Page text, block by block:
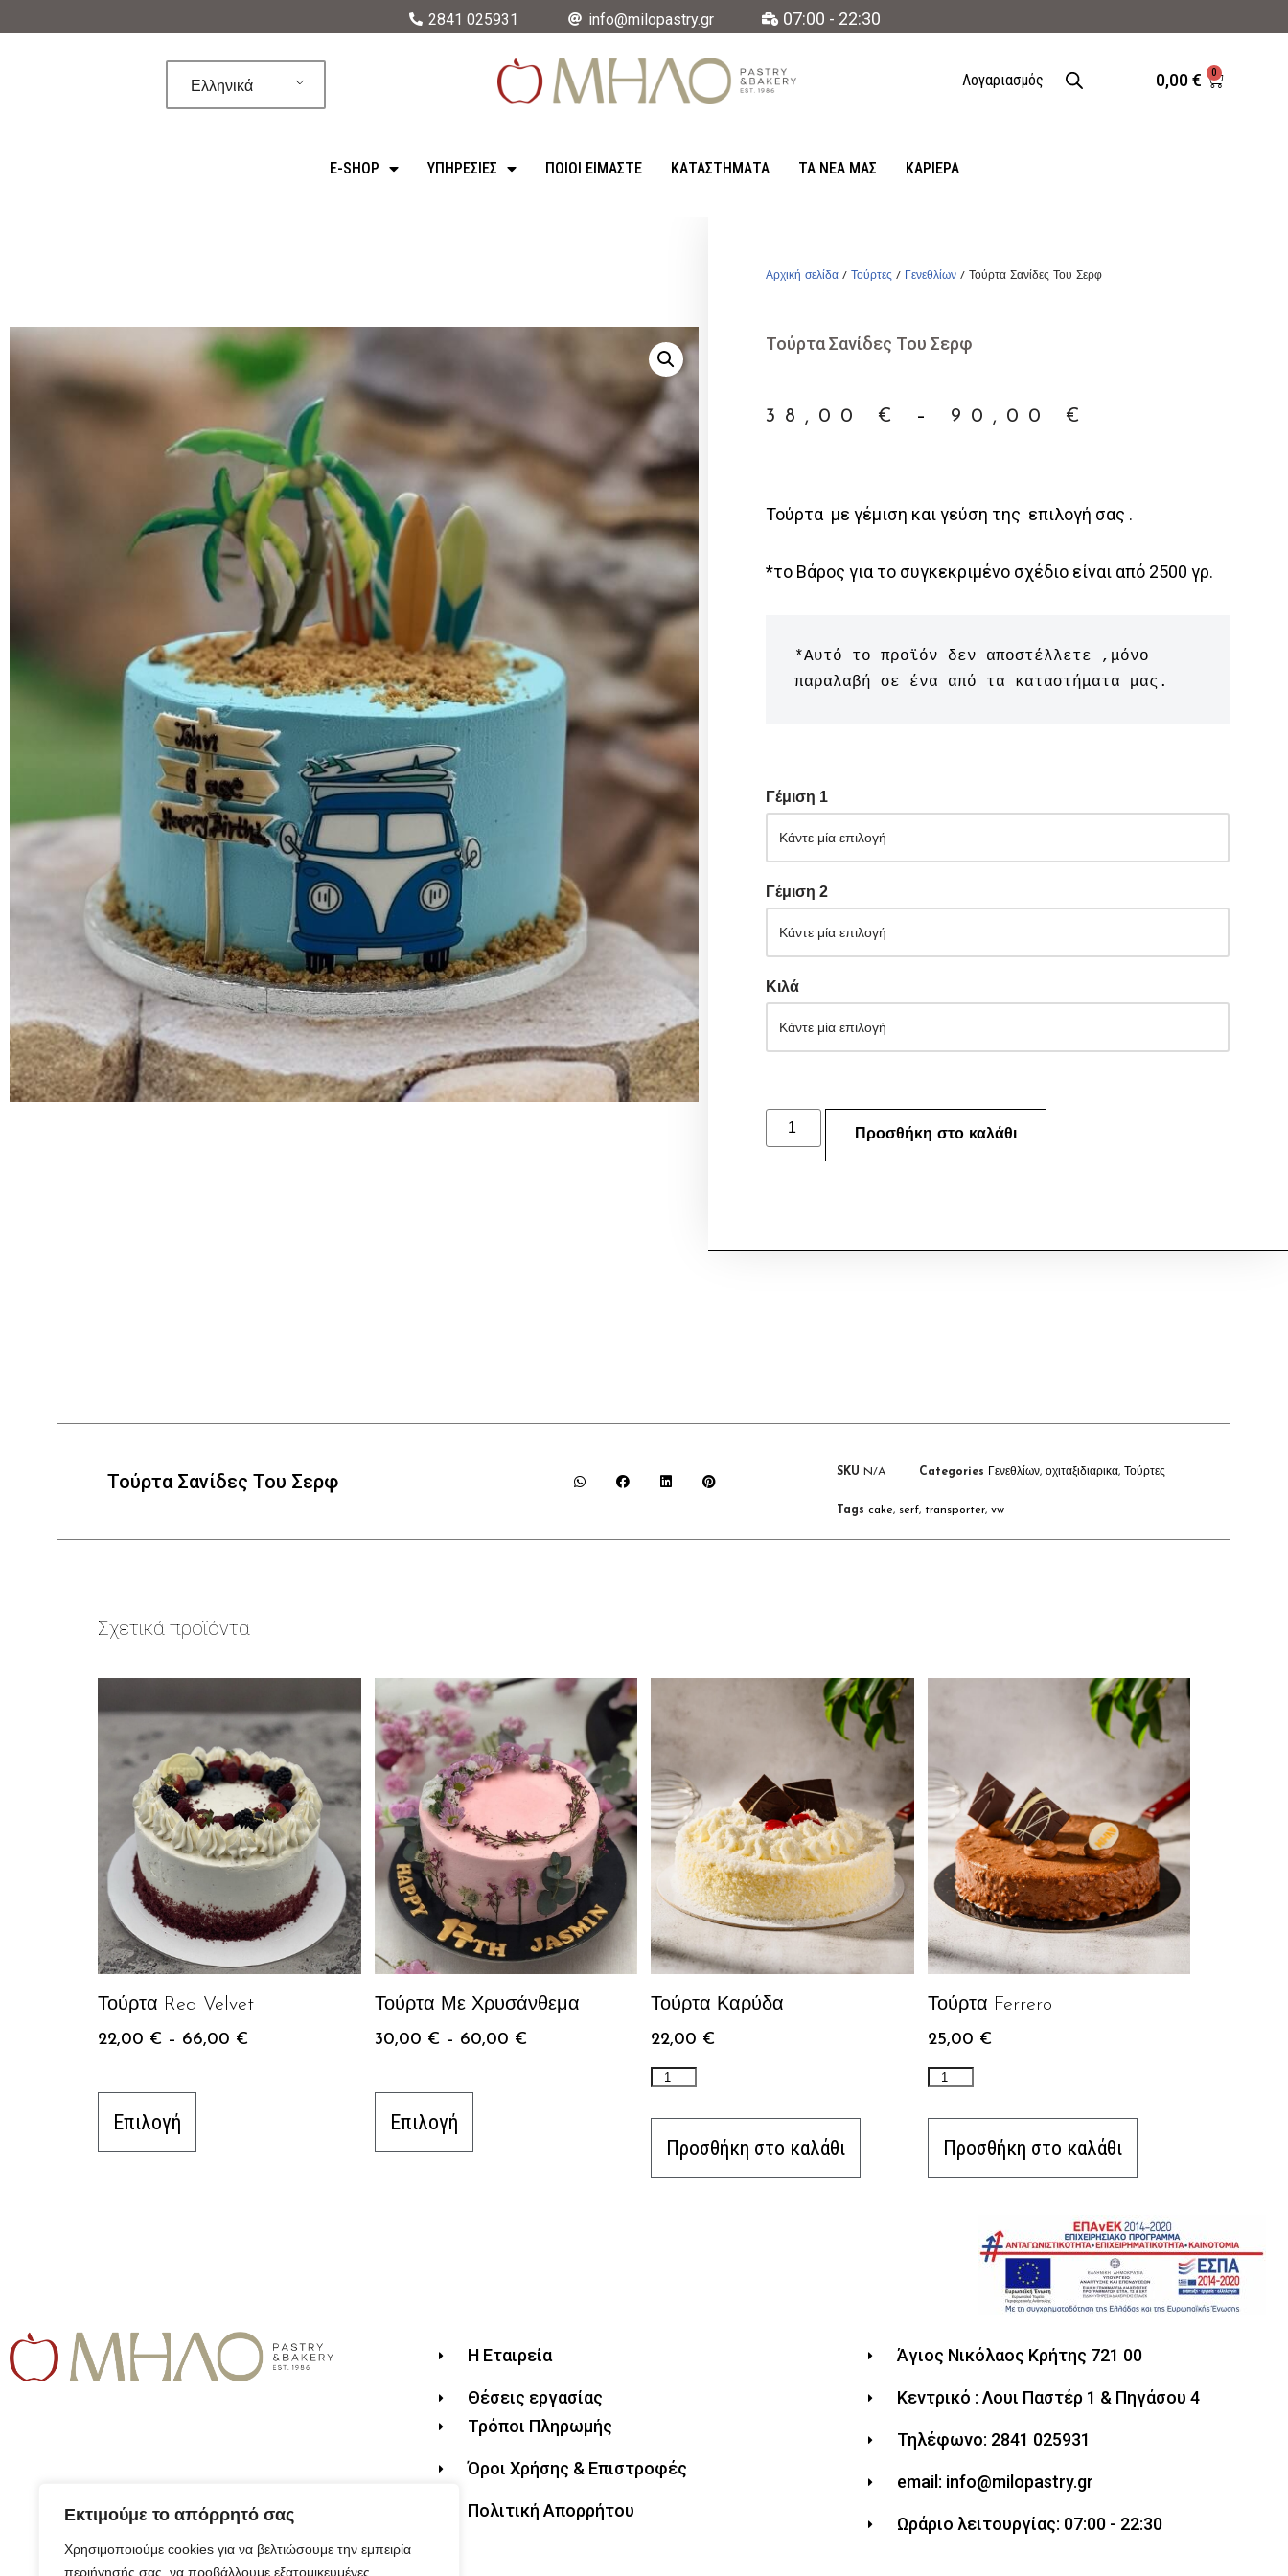
Εκτιμούμε το απόρρητό σας
Χρησιμοποιούμε cookies για να βελτιώσουμε την εμπειρία
περιήγησής σας, να προβάλλουμε εξατομικευμένες
2841 025931 info@milopastry.gr 07:00 - 22:30
Ελληνικά Λογαριασμός 0,00€ 0
E-SHOP ΥΠΗΡΕΣΊΕΣ ΠΟΙΟΙ ΕΙΜΑΣΤΕ ΚΑΤΑΣΤΉΜΑΤΑ ΤΑ ΝΈΑ ΜΑΣ ΚΑΡΙΈΡΑ
Αρχική σελίδα / Τούρτες / Γενεθλίων / Τούρτα Σανίδες Του Σερφ
Τούρτα Σανίδες Του Σερφ
38,00 € – 90,00 €
Τούρτα με γέμιση και γεύση της επιλογή σας .
*το Βάρος για το συγκεκριμένο σχέδιο είναι από 2500 γρ.
*Αυτό το προϊόν δεν αποστέλλετε ,μόνο
παραλαβή σε ένα από τα καταστήματα μας.
Γέμιση 1
Γέμιση 2
Κιλά
Προσθήκη στο καλάθι
Τούρτα Σανίδες Του Σερφ SKU N/A Categories Γενεθλίων,οχιταξιδιαρικα, Τούρτες
Tags cake, serf, transporter,vw
Σχετικά προϊόντα
Τούρτα Red Velvet
22,00 € – 66,00 €
Επιλογή
Τούρτα Με Χρυσάνθεμα
30,00 €– 60,00 €
Επιλογή
Τούρτα Καρύδα
22,00 €
Προσθήκη στο καλάθι
Τούρτα Ferrero
25,00 €
Προσθήκη στο καλάθι
Η Εταιρεία
Θέσεις εργασίας
Τρόποι Πληρωμής
Όροι Χρήσης & Επιστροφές
Πολιτική Απορρήτου
Άγιος Νικόλαος Κρήτης 721 00
Κεντρικό : Λουι Παστέρ 1 & Πηγάσου 4
Τηλέφωνο: 2841 025931
email: info@milopastry.gr
Ωράριο λειτουργίας: 07:00 - 22:30